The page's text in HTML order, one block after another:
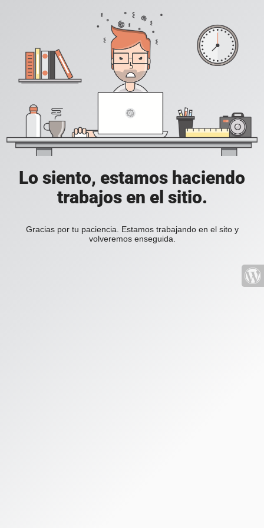
Lo siento, estamos haciendo
trabajos en el sitio.
Gracias por tu paciencia. Estamos trabajando en el sito y
volveremos enseguida.